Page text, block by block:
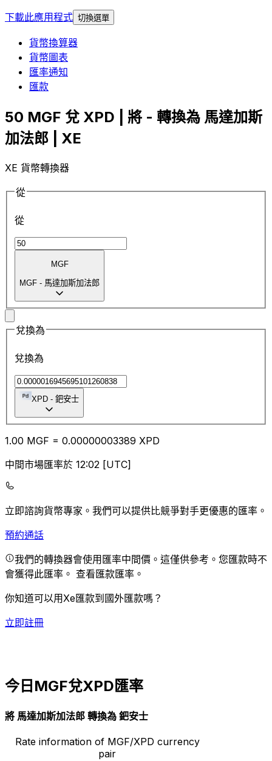
下載此應用程式 切換選單
貨幣換算器
貨幣圖表
匯率通知
匯款
50 MGF 兌 XPD | 將 - 轉換為 馬達加斯
加法郎 | XE
XE 貨幣轉換器
從
從
MGF
MGF - 馬達加斯加法郎
兌換為
兌換為
XPD - 鈀安士
1.00 MGF = 0.00000003389 XPD
中間市場匯率於 12:02 [UTC]
立即諮詢貨幣專家。 我們可以提供比競爭對手更優惠的匯率。
預約通話
我們的轉換器會使用匯率中間價。這僅供參考。您匯款時不
會獲得此匯率。 查看匯款匯率。
你知道可以用Xe匯款到國外匯款嗎？
立即註冊
今日MGF兌XPD匯率
將 馬達加斯加法郎 轉換為 鈀安士
Rate information of MGF/XPD currency
pair